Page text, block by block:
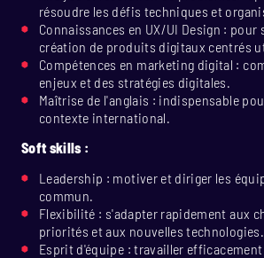
résoudre les défis techniques et
Connaissances en UX/UI Design : pour
création de produits digitaux centrés
Compétences en marketing digital :
enjeux et des stratégies digitales.
Maîtrise de l'anglais : indispensable
contexte international.
Soft skills :
Leadership : motiver et diriger les
commun.
Flexibilité : s'adapter rapidement aux
priorités et aux nouvelles technologies.
Esprit d'équipe : travailler